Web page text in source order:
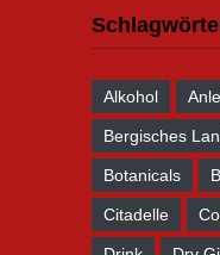
Alkohol
Bergisches
Botanicals
Citadelle